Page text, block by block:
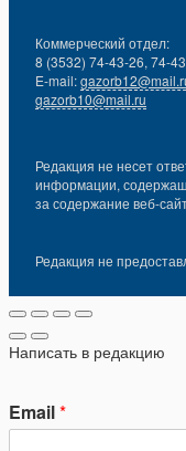
Коммерческий отдел:
8 (3532) 74-43-26, 74-
E-mail:
gazorb10@mail.ru
Редакция не несет
информации,
за содержание веб-
Редакция не
Написать в редакцию
Email*